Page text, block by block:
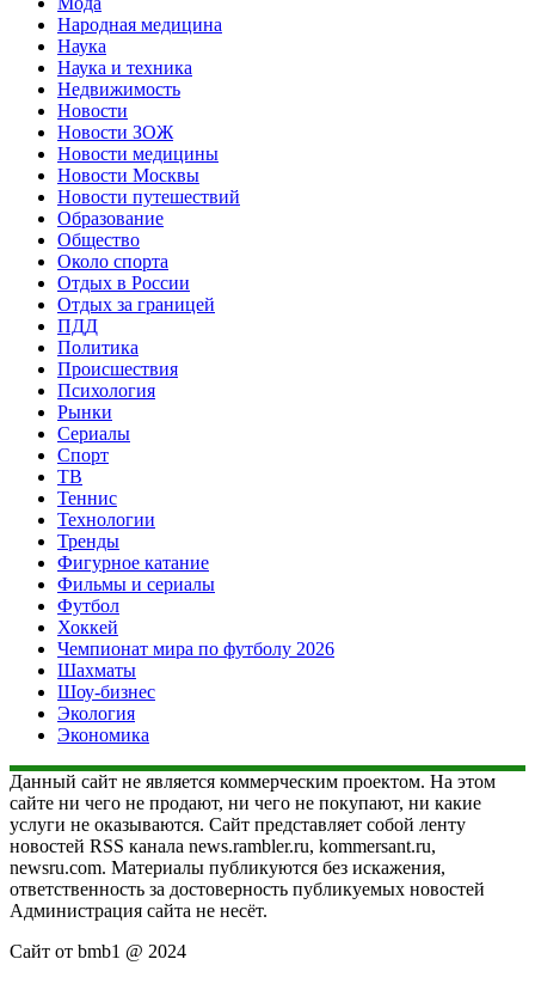
Народная медицина
Наука
Наука и техника
Недвижимость
Новости
Новости ЗОЖ
Новости медицины
Новости Москвы
Новости путешествий
Образование
Общество
Около спорта
Отдых в России
Отдых за границей
ПДД
Политика
Происшествия
Психология
Рынки
Сериалы
Спорт
ТВ
Теннис
Технологии
Тренды
Фигурное катание
Фильмы и сериалы
Футбол
Хоккей
Чемпионат мира по футболу 2026
Шахматы
Шоу-бизнес
Экология
Экономика
Данный сайт не является коммерческим проектом. На этом
сайте ни чего не продают, ни чего не покупают, ни какие
услуги не оказываются. Сайт представляет собой ленту
новостей RSS канала news.rambler.ru, kommersant.ru,
newsru.com. Материалы публикуются без искажения,
ответственность за достоверность публикуемых новостей
Администрация сайта не несёт.
Сайт от bmb1 @ 2024